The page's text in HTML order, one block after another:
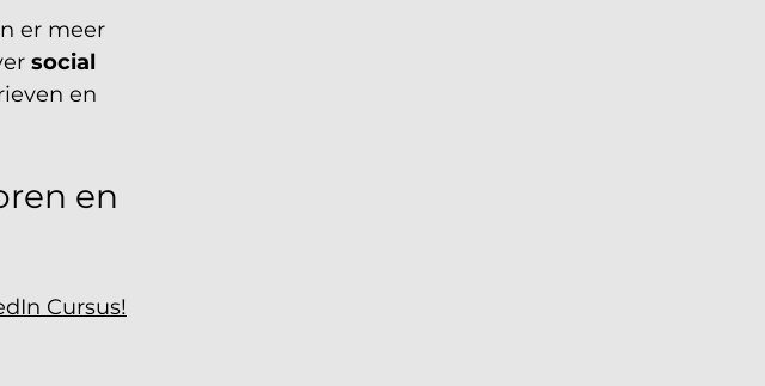
er meer
social
en
en
Cursus!